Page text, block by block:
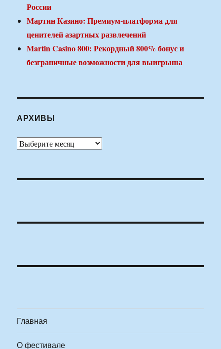
России
Мартин Казино: Премиум-платформа для
ценителей азартных развлечений
Martin Casino 800: Рекордный 800% бонус и
безграничные возможности для выигрыша
АРХИВЫ
Архивы
Главная
О фестивале